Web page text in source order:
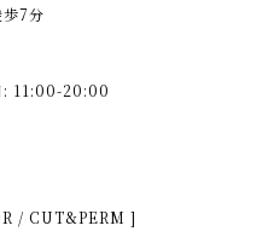
7分
: 11:00-20:00
/ CUT&PERM ]